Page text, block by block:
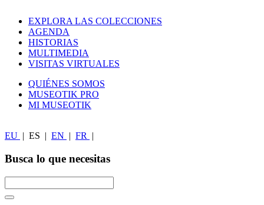
EXPLORA LAS COLECCIONES
AGENDA
HISTORIAS
MULTIMEDIA
VISITAS VIRTUALES
QUIÉNES SOMOS
MUSEOTIK PRO
MI MUSEOTIK
EU | ES | EN | FR |
Busca lo que necesitas